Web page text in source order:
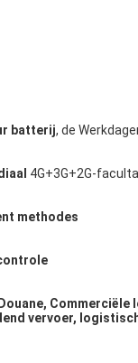
batterij, de
4G+3G+2G-
methodes
Commerciële
vervoer,